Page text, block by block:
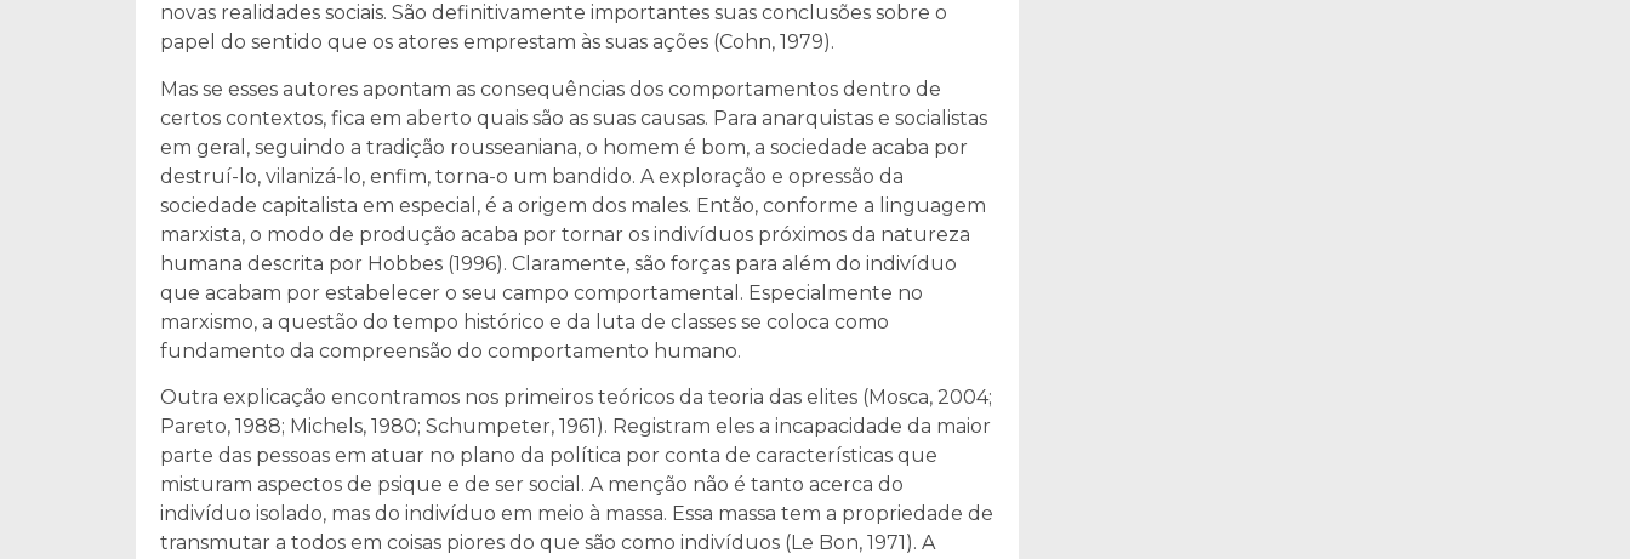
novas realidades sociais. São definitivamente importantes suas conclusões sobre o
papel do sentido que os atores emprestam às suas ações (Cohn, 1979).
Mas se esses autores apontam as consequências dos comportamentos dentro de
certos contextos, fica em aberto quais são as suas causas. Para anarquistas e socialistas
em geral, seguindo a tradição rousseaniana, o homem é bom, a sociedade acaba por
destruí-lo, vilanizá-lo, enfim, torna-o um bandido. A exploração e opressão da
sociedade capitalista em especial, é a origem dos males. Então, conforme a linguagem
marxista, o modo de produção acaba por tornar os indivíduos próximos da natureza
humana descrita por Hobbes (1996). Claramente, são forças para além do indivíduo
que acabam por estabelecer o seu campo comportamental. Especialmente no
marxismo, a questão do tempo histórico e da luta de classes se coloca como
fundamento da compreensão do comportamento humano.
Outra explicação encontramos nos primeiros teóricos da teoria das elites (Mosca, 2004;
Pareto, 1988; Michels, 1980; Schumpeter, 1961). Registram eles a incapacidade da maior
parte das pessoas em atuar no plano da política por conta de características que
misturam aspectos de psique e de ser social. A menção não é tanto acerca do
indivíduo isolado, mas do indivíduo em meio à massa. Essa massa tem a propriedade de
transmutar a todos em coisas piores do que são como indivíduos (Le Bon, 1971). A